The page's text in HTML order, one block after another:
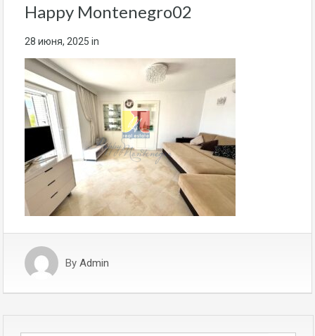
Happy Montenegro02
28 июня, 2025 in
By Admin